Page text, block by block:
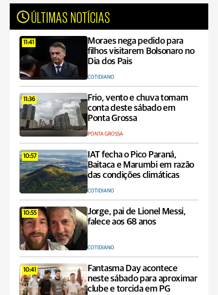
ÚLTIMAS NOTÍCIAS
11:41
Moraes nega pedido para
filhos visitarem Bolsonaro no
Dia dos Pais
COTIDIANO
11:36
Frio, vento e chuva tomam
conta deste sábado em
Ponta Grossa
PONTA GROSSA
10:57
IAT fecha o Pico Paraná,
Baitaca e Marumbi em razão
das condições climáticas
COTIDIANO
10:55
Jorge, pai de Lionel Messi,
falece aos 68 anos
COTIDIANO
10:41
Fantasma Day acontece
neste sábado para aproximar
clube e torcida em PG